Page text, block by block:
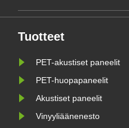
päästöjä, jätettä, ei liimaa, akustisen
paneelin huokoinen luonne tekee
eristävän. Soundbetter toimittaa
ma......
Tuotteet
PET-akustiset paneelit
PET-huopapaneelit
Akustiset paneelit
Vinyyliäänenesto